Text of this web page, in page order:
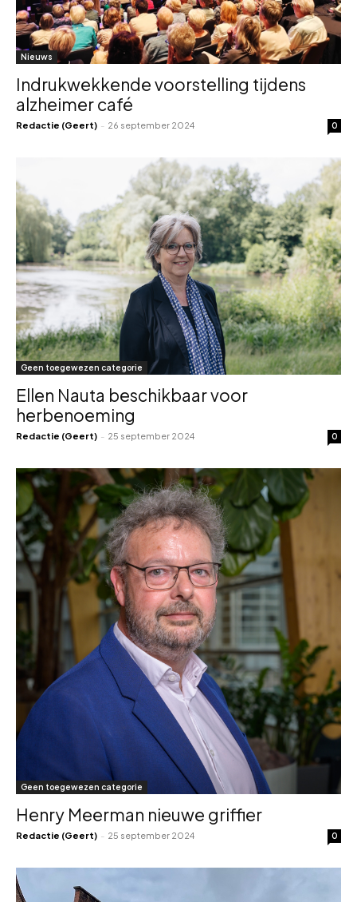
Nieuws
Indrukwekkende voorstelling tijdens
alzheimer café
Redactie (Geert) - 26 september 2024 0
Geen toegewezen categorie
Ellen Nauta beschikbaar voor
herbenoeming
Redactie (Geert) - 25 september 2024 0
Geen toegewezen categorie
Henry Meerman nieuwe griffier
Redactie (Geert) - 25 september 2024 0